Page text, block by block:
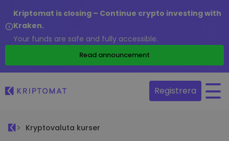
Kriptomat is closing – Continue crypto investing with
Kraken.
Your funds are safe and fully accessible.
Read announcement
Registrera
Kryptovaluta kurser